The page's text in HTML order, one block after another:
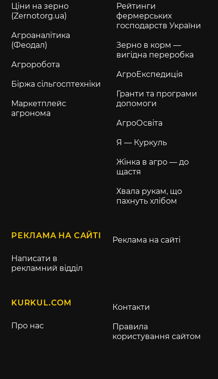
Ціни на зерно
(Zernotorg.ua)
Агроаналітика
(Феодал)
Агроробота
Біржа сільгосптехніки
Маркетплейс
агронома
Рейтинги
фермерських
господарств України
Зерно в корм —
вигідна переробка
АгроЕкспедиція
Гранти та програми
допомоги
АгроОсвіта
Я — Куркуль
Жінка в агро — до
щастя
Хвала рукам, що
пахнуть хлібом
РЕКЛАМА НА САЙТІ
Написати в
рекламний відділ
Реклама на сайті
KURKUL.COM
Про нас
Контакти
Правила
користування сайтом